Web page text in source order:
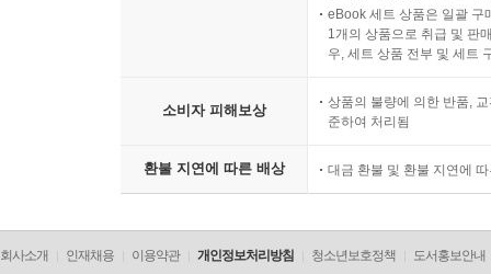
eBook 세트 상품은 일괄 구
1개의 상품으로 취급 및 판
우, 세트 상품 전부 및 세트
소비자 피해보상
상품의 불량에 의한 반품,
준하여 처리됨
환불 지연에 따른 배상 대금 환불 및 환불 지연에
회사소개 인재채용 이용약관 개인정보처리방침 청소년보호정책 도서홍보안내